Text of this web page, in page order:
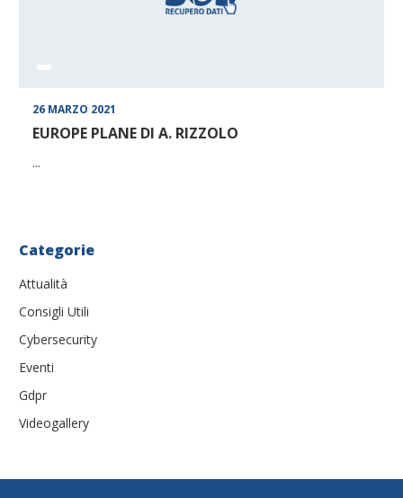
Categorie
Attualità
Consigli Utili
Cybersecurity
Eventi
Gdpr
Videogallery
26 MARZO 2021
EUROPE PLANE DI A. RIZZOLO
...